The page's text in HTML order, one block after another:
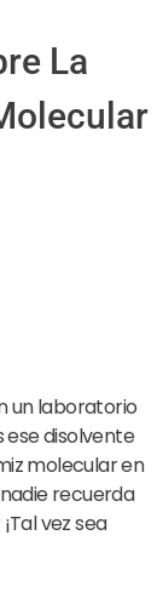
La
un laboratorio
disolvente
molecular en
recuerda
vez sea